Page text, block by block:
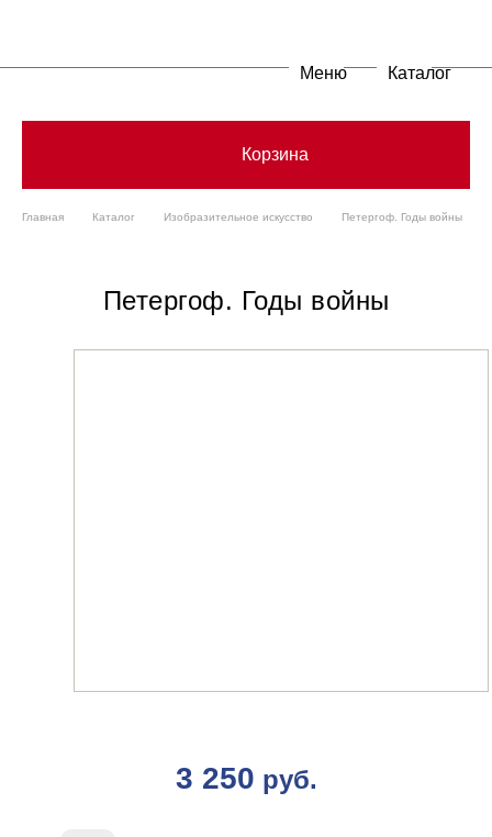
Меню Каталог
Корзина
Главная Каталог Изобразительное искусство Петергоф. Годы войны
Петергоф. Годы войны
3 250 руб.